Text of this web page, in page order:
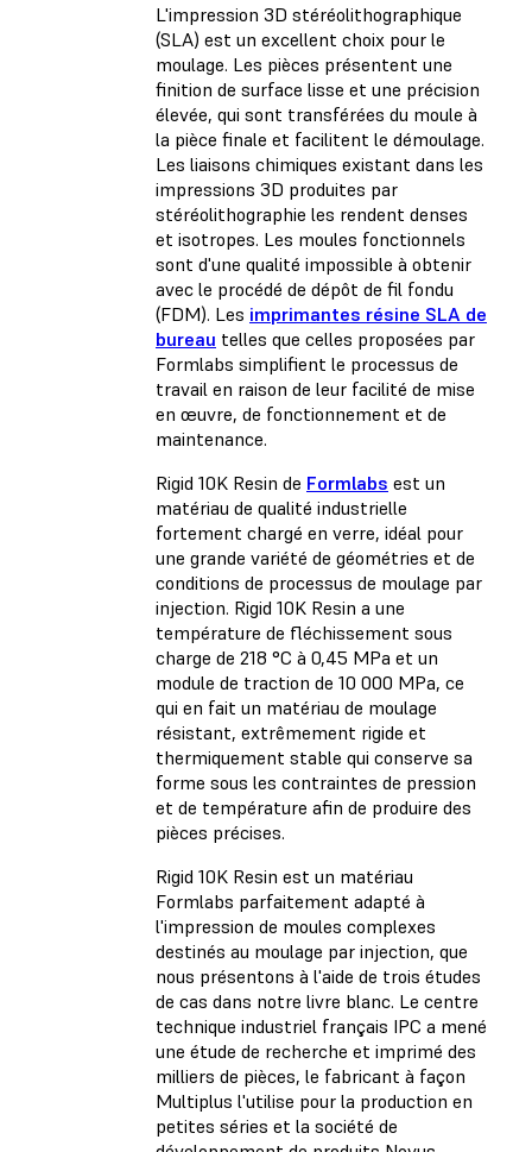
L'impression 3D stéréolithographique
(SLA) est un excellent choix pour le
moulage. Les pièces présentent une
finition de surface lisse et une précision
élevée, qui sont transférées du moule à
la pièce finale et facilitent le démoulage.
Les liaisons chimiques existant dans les
impressions 3D produites par
stéréolithographie les rendent denses
et isotropes. Les moules fonctionnels
sont d'une qualité impossible à obtenir
avec le procédé de dépôt de fil fondu
(FDM). Les imprimantes résine SLA de
bureau telles que celles proposées par
Formlabs simplifient le processus de
travail en raison de leur facilité de mise
en œuvre, de fonctionnement et de
maintenance.
Rigid 10K Resin de Formlabs est un
matériau de qualité industrielle
fortement chargé en verre, idéal pour
une grande variété de géométries et de
conditions de processus de moulage par
injection. Rigid 10K Resin a une
température de fléchissement sous
charge de 218 °C à 0,45 MPa et un
module de traction de 10 000 MPa, ce
qui en fait un matériau de moulage
résistant, extrêmement rigide et
thermiquement stable qui conserve sa
forme sous les contraintes de pression
et de température afin de produire des
pièces précises.
Rigid 10K Resin est un matériau
Formlabs parfaitement adapté à
l'impression de moules complexes
destinés au moulage par injection, que
nous présentons à l'aide de trois études
de cas dans notre livre blanc. Le centre
technique industriel français IPC a mené
une étude de recherche et imprimé des
milliers de pièces, le fabricant à façon
Multiplus l'utilise pour la production en
petites séries et la société de